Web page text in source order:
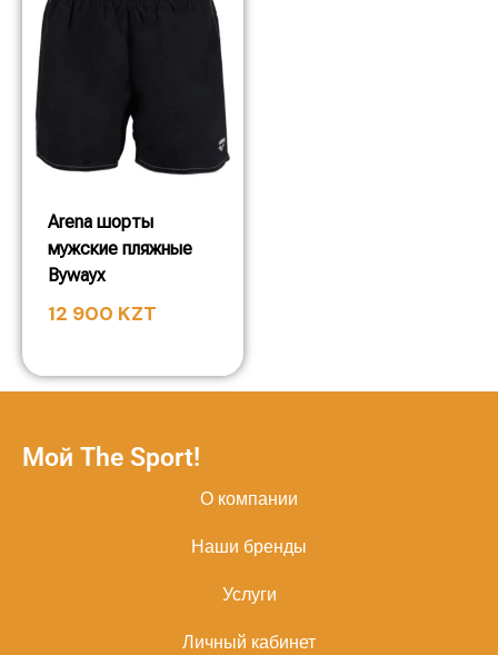
Arena шорты
мужские пляжные
Bywayx
12 900 KZT
Мой The Sport!
О компании
Наши бренды
Услуги
Личный кабинет